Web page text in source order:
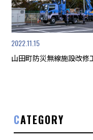
山田町防災無線施設改修
2022.11.15
CATEGORY